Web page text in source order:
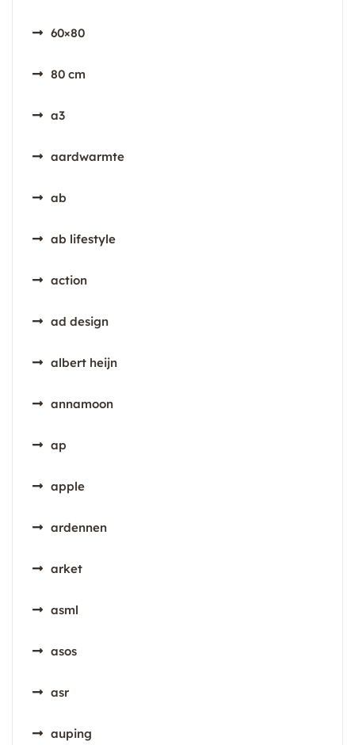
60×80
80 cm
a3
aardwarmte
ab
ab lifestyle
action
ad design
albert heijn
annamoon
ap
apple
ardennen
arket
asml
asos
asr
auping